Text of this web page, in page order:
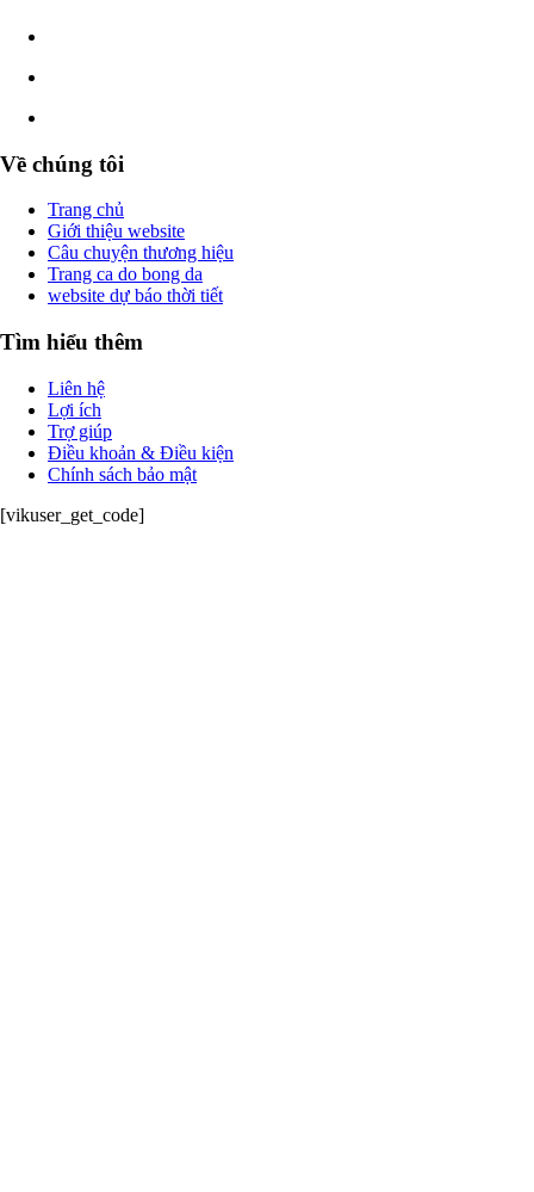
Về chúng tôi
Trang chủ
Giới thiệu website
Câu chuyện thương hiệu
Trang ca do bong da
website dự báo thời tiết
Tìm hiểu thêm
Liên hệ
Lợi ích
Trợ giúp
Điều khoản & Điều kiện
Chính sách bảo mật
[vikuser_get_code]